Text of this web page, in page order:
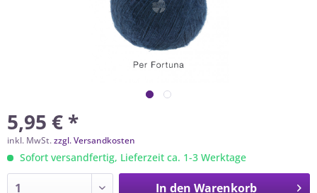
5,95 € *
inkl. MwSt.zzgl. Versandkosten
Sofort versandfertig, Lieferzeit ca. 1-3 Werktage
In den Warenkorb